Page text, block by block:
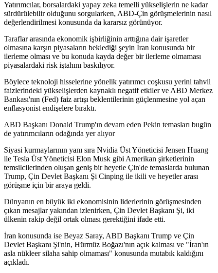
Yatırımcılar, borsalardaki yapay zeka temelli yükselişlerin ne kadar
sürdürülebilir olduğunu sorgularken, ABD-Çin görüşmelerinin nasıl
değerlendirilmesi konusunda da kararsız görünüyor.
Taraflar arasında ekonomik işbirliğinin arttığına dair işaretler
olmasına karşın piyasaların beklediği şeyin İran konusunda bir
ilerleme olması ve bu konuda kayda değer bir ilerleme olmaması
piyasalardaki risk iştahını baskılıyor.
Böylece teknoloji hisselerine yönelik yatırımcı coşkusu yerini tahvil
faizlerindeki yükselişlerden kaynaklı negatif etkiler ve ABD Merkez
Bankası'nın (Fed) faiz artışı beklentilerinin güçlenmesine yol açan
enflasyonist endişelere bıraktı.
ABD Başkanı Donald Trump'ın devam eden Pekin temasları bugün
de yatırımcıların odağında yer alıyor
Siyasi kurmaylarının yanı sıra Nvidia Üst Yöneticisi Jensen Huang
ile Tesla Üst Yöneticisi Elon Musk gibi Amerikan şirketlerinin
temsilcilerinden oluşan geniş bir heyetle Çin'de temaslarda bulunan
Trump, Çin Devlet Başkanı Şi Cinping ile ikili ve heyetler arası
görüşme için bir araya geldi.
Dünyanın en büyük iki ekonomisinin liderlerinin görüşmesinden
çıkan mesajlar yakından izlenirken, Çin Devlet Başkanı Şi, iki
ülkenin rakip değil ortak olması gerektiğini ifade etti.
İran konusunda ise Beyaz Saray, ABD Başkanı Trump ve Çin
Devlet Başkanı Şi'nin, Hürmüz Boğazı'nın açık kalması ve "İran'ın
asla nükleer silaha sahip olmaması" konusunda mutabık kaldığını
açıkladı.